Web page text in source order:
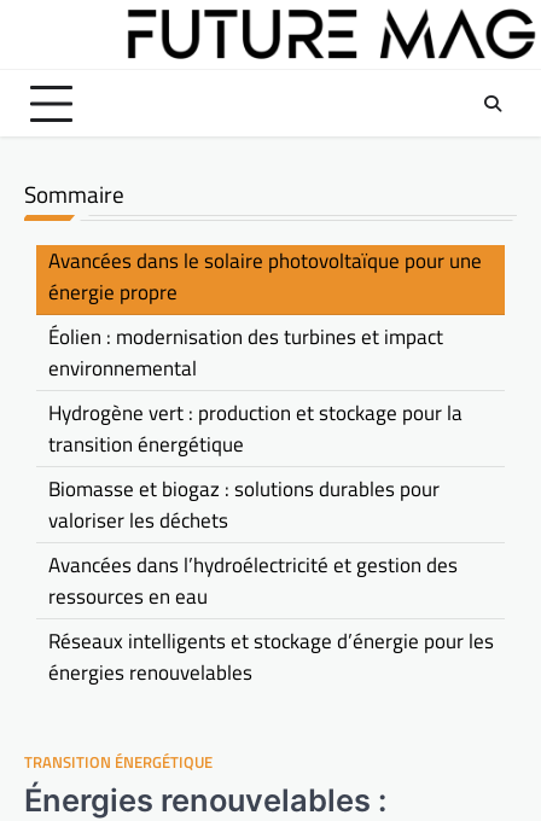
TRANSITION ÉNERGÉTIQUE
Énergies renouvelables :
Sommaire
Avancées dans le solaire photovoltaïque pour une
énergie propre
Éolien : modernisation des turbines et impact
environnemental
Hydrogène vert : production et stockage pour la
transition énergétique
Biomasse et biogaz : solutions durables pour
valoriser les déchets
Avancées dans l’hydroélectricité et gestion des
ressources en eau
Réseaux intelligents et stockage d’énergie pour les
énergies renouvelables